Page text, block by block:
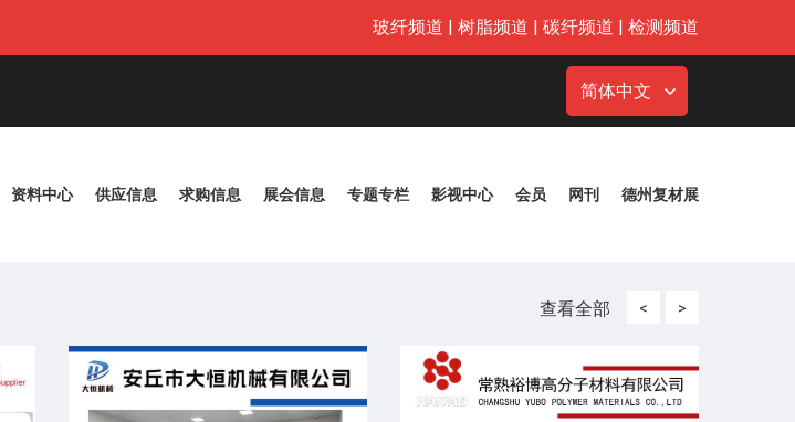
玻纤频道 | 树脂频道 | 碳纤频道 | 检测频道
简体中文
资料中心 供应信息 求购信息 展会信息 专题专栏 影视中心 会员 网刊 德州复材展
查看全部 < >